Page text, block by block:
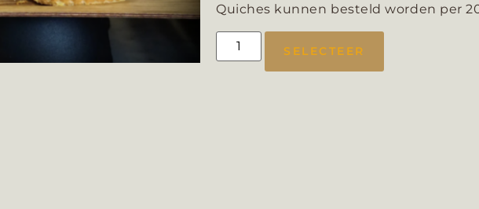
Quiches kunnen besteld worden per
SELECTEER